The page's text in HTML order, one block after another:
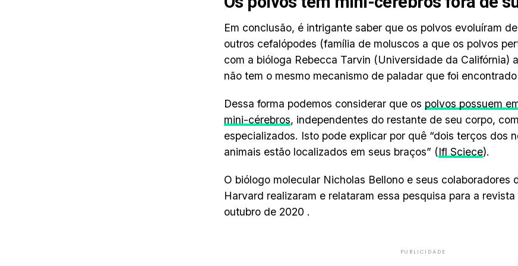
Em conclusão, é intrigante saber que os polvos evoluíram
outros cefalópodes (família de moluscos a que os polvos
com a bióloga Rebecca Tarvin (Universidade da Califórnia)
não tem o mesmo mecanismo de paladar que foi
Dessa forma podemos considerar que os polvos possuem
mini-cérebros, independentes do restante de seu corpo,
especializados. Isto pode explicar por quê “dois terços dos
animais estão localizados em seus braços” (Ifl Sciece).
O biólogo molecular Nicholas Bellono e seus colaboradores
Harvard realizaram e relataram essa pesquisa para a revista
outubro de 2020 .
PUBLICIDADE